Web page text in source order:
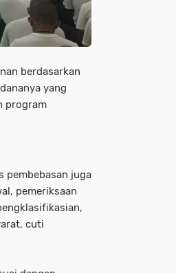
berdasarkan
yang
program
pembebasan juga
pemeriksaan
cuti